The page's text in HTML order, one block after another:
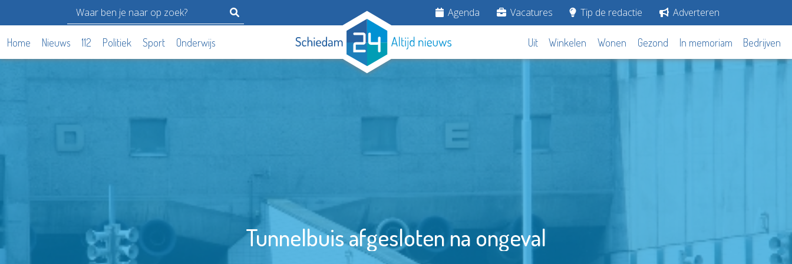
Agenda Vacatures Tip de redactie Adverteren
Home Nieuws 112 Politiek Sport Onderwijs Uit Winkelen Wonen Gezond In memoriam Bedrijven
Tunnelbuis afgesloten na ongeval